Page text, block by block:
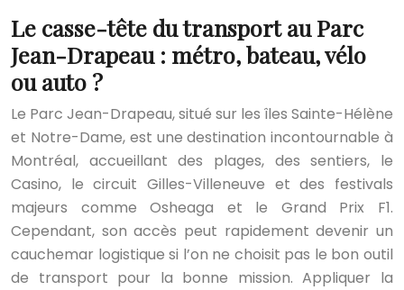
Le casse-tête du transport au Parc
Jean-Drapeau : métro, bateau, vélo
ou auto ?
Le Parc Jean-Drapeau, situé sur les îles Sainte-Hélène
et Notre-Dame, est une destination incontournable à
Montréal, accueillant des plages, des sentiers, le
Casino, le circuit Gilles-Villeneuve et des festivals
majeurs comme Osheaga et le Grand Prix F1.
Cependant, son accès peut rapidement devenir un
cauchemar logistique si l’on ne choisit pas le bon outil
de transport pour la bonne mission. Appliquer la